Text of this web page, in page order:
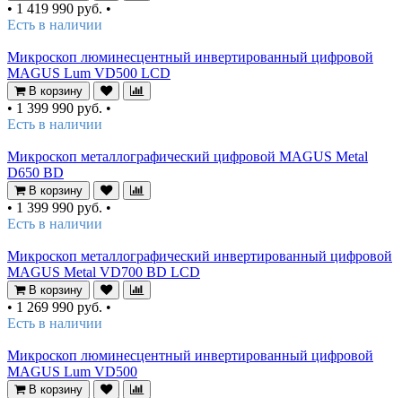
• 1 419 990 руб. •
Есть в наличии
Микроскоп люминесцентный инвертированный цифровой
MAGUS Lum VD500 LCD
В корзину
• 1 399 990 руб. •
Есть в наличии
Микроскоп металлографический цифровой MAGUS Metal
D650 BD
В корзину
• 1 399 990 руб. •
Есть в наличии
Микроскоп металлографический инвертированный цифровой
MAGUS Metal VD700 BD LCD
В корзину
• 1 269 990 руб. •
Есть в наличии
Микроскоп люминесцентный инвертированный цифровой
MAGUS Lum VD500
В корзину